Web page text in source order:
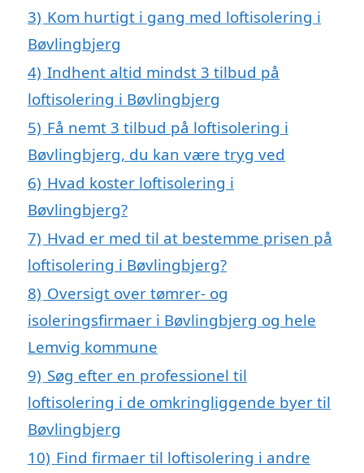
3) Kom hurtigt i gang med loftisolering i
Bøvlingbjerg
4) Indhent altid mindst 3 tilbud på
loftisolering i Bøvlingbjerg
5) Få nemt 3 tilbud på loftisolering i
Bøvlingbjerg, du kan være tryg ved
6) Hvad koster loftisolering i
Bøvlingbjerg?
7) Hvad er med til at bestemme prisen på
loftisolering i Bøvlingbjerg?
8) Oversigt over tømrer- og
isoleringsfirmaer i Bøvlingbjerg og hele
Lemvig kommune
9) Søg efter en professionel til
loftisolering i de omkringliggende byer til
Bøvlingbjerg
10) Find firmaer til loftisolering i andre